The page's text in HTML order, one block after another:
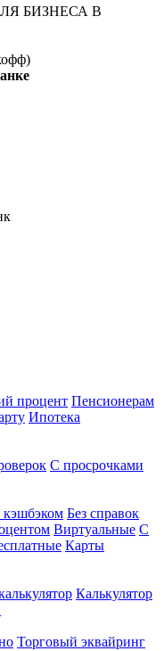
в г. Москве
40 ст2;
- пт с 09:30 до
БИЗНЕСА В
процент Пенсионерам
Ипотека
С просрочками
Без справок
Виртуальные С
Карты
Калькулятор
Торговый эквайринг